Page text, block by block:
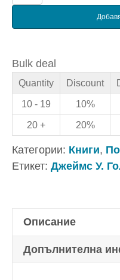
за
Да
опознаем
Бог
Неговото
Слово
–
Bulk deal
Quantity Discount
10 - 19
10%
20 +
20%
Категории: Книги,
Етикет: Джеймс У.
Описание
Допълнителна